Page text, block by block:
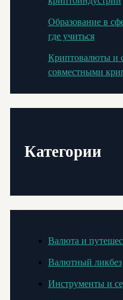
Образование в
где учиться
Криптовалюты и
совместными
Категории
Валюта и
Валютный ликбез
Инструменты и